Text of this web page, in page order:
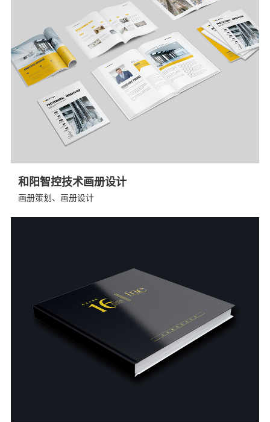
和阳智控技术画册设计
画册策划、画册设计